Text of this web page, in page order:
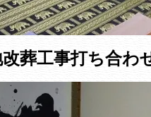
葬工事打ち合わ